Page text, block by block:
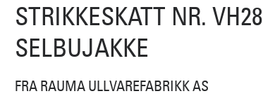
STRIKKESKATT NR. VH28
SELBUJAKKE
FRA RAUMA ULLVAREFABRIKK AS